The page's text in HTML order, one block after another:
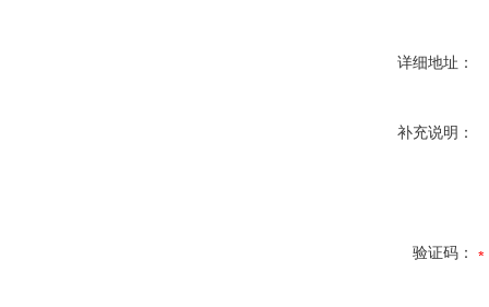
详细地址：
补充说明：
验证码：